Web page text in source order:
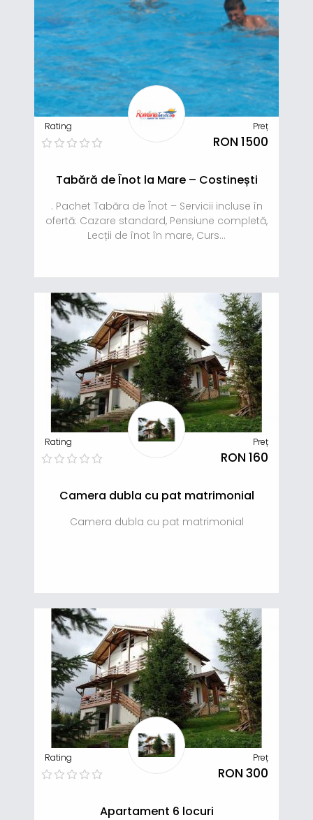
Rating Preț
RON 1500
Tabără de Înot la Mare – Costinești
. Pachet Tabăra de Înot – Servicii incluse în
ofertă: Cazare standard, Pensiune completă,
Lecții de înot în mare, Curs...
Rating Preț
RON 160
Camera dubla cu pat matrimonial
Camera dubla cu pat matrimonial
Rating Preț
RON 300
Apartament 6 locuri